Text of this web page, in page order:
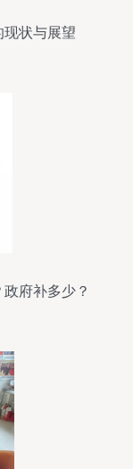
状与展望
府补多少？